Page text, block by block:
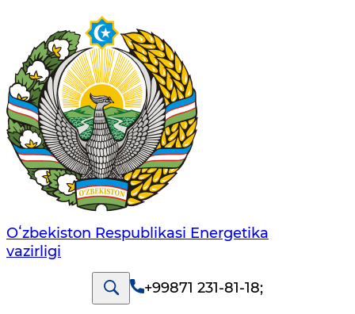
Oʻzbekiston Respublikasi Energetika
vazirligi
+99871 231-81-18;